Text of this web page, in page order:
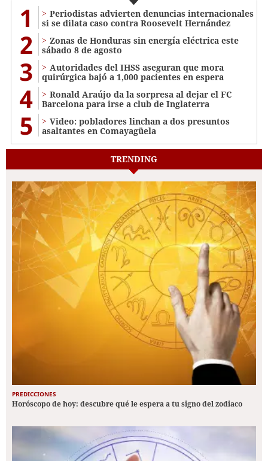
1
Periodistas advierten denuncias internacionales
si se dilata caso contra Roosevelt Hernández
2
Zonas de Honduras sin energía eléctrica este
sábado 8 de agosto
3
Autoridades del IHSS aseguran que mora
quirúrgica bajó a 1,000 pacientes en espera
4
Ronald Araújo da la sorpresa al dejar el FC
Barcelona para irse a club de Inglaterra
5
Video: pobladores linchan a dos presuntos
asaltantes en Comayagüela
TRENDING
PREDICCIONES
Horóscopo de hoy: descubre qué le espera a tu signo del zodiaco